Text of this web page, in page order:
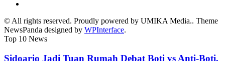
© All rights reserved. Proudly powered by UMIKA Media.. Theme
NewsPanda designed by WPInterface.
Top 10 News
Sidoarjo Jadi Tuan Rumah Debat Boti vs Anti-Boti,